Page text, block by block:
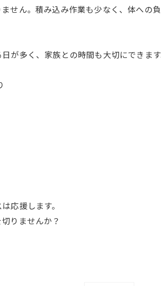
せん。積み込み作業も少なく、体への負
が多く、家族との時間も大切にできます
応援します。
りませんか？